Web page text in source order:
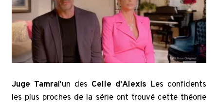
Juge Tamral'un des Celle d'Alexis Les confidents
les plus proches de la série ont trouvé cette théorie